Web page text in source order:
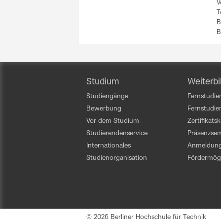
Studium
Studiengänge
Bewerbung
Vor dem Studium
Studierendenservice
Internationales
Studienorganisation
© 2026 Berliner Hochschule für Technik